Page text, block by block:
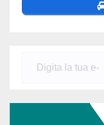
Digita
tua